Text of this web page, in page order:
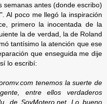
semanas antes (donde escribo)
Al poco me llegó la inspiración
primero la inocentada de la
la de verdad, la de Roland
tantísimo la atención que ese
que enseguida me dije
lo escribí:
tenemos la suerte de
entre ellos verdaderos
de SoyMotero.net. Lo bueno